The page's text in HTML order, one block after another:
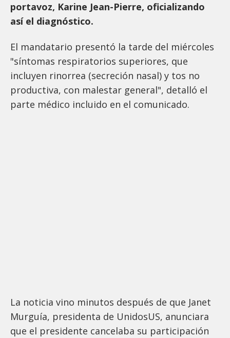
portavoz, Karine Jean-Pierre, oficializando
así el diagnóstico.
El mandatario presentó la tarde del miércoles
"síntomas respiratorios superiores, que
incluyen rinorrea (secreción nasal) y tos no
productiva, con malestar general", detalló el
parte médico incluido en el comunicado.
La noticia vino minutos después de que Janet
Murguía, presidenta de UnidosUS, anunciara
que el presidente cancelaba su participación